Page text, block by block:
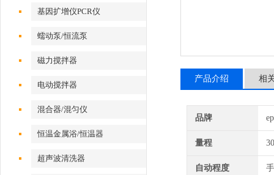
基因扩增仪PCR仪
蠕动泵/恒流泵
磁力搅拌器
电动搅拌器
混合器/混匀仪
恒温金属浴/恒温器
超声波清洗器
产品介绍 相
品牌
量程
自动程度